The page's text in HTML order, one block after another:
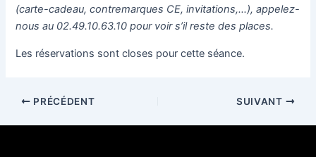
(carte-cadeau, contremarques CE, invitations,…), appelez-
nous au 02.49.10.63.10 pour voir s’il reste des places.
Les réservations sont closes pour cette séance.
PRÉCÉDENT SUIVANT